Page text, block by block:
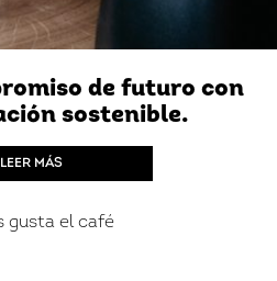
de futuro con
sostenible.
LEER MÁS
gusta el café